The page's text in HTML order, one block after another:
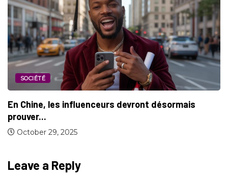
SOCIÉTÉ
En Chine, les influenceurs devront désormais
prouver...
October 29, 2025
Leave a Reply